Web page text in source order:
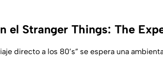
el Stranger Things: The
directo a los 80’s” se espera una